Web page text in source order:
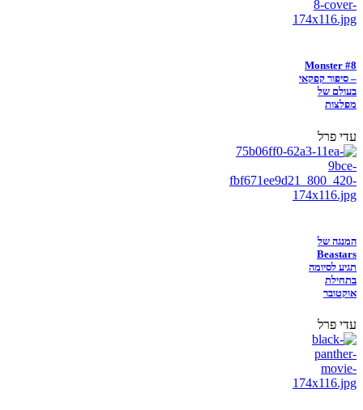
Monster #8
– סיפור קפקאי
בעולם של
מפלצות
עדי פרל
המנגה של
Beastars
תגיע לסיומה
בתחילת
אוקטובר
עדי פרל